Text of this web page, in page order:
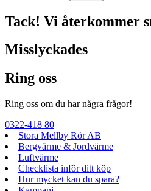
Tack! Vi återkommer
Misslyckades
Ring oss
Ring oss om du har några frågor!
0322-418 80
Stora Mellby Rör AB
Bergvärme & Jordvärme
Luftvärme
Checklista inför ditt köp
Hur mycket kan du spara?